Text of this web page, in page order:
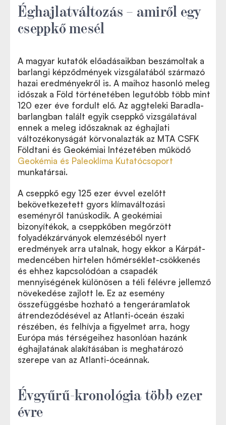
Éghajlatváltozás – amiről egy
cseppkő mesél
A magyar kutatók előadásaikban beszámoltak a
barlangi képződmények vizsgálatából származó
hazai eredményekről is. A maihoz hasonló meleg
időszak a Föld történetében legutóbb több mint
120 ezer éve fordult elő. Az aggteleki Baradla-
barlangban talált egyik cseppkő vizsgálatával
ennek a meleg időszaknak az éghajlati
változékonyságát körvonalazták az MTA CSFK
Földtani és Geokémiai Intézetében működő
Geokémia és Paleoklíma Kutatócsoport
munkatársai.
A cseppkő egy 125 ezer évvel ezelőtt
bekövetkezetett gyors klímaváltozási
eseményről tanúskodik. A geokémiai
bizonyítékok, a cseppkőben megőrzött
folyadékzárványok elemzéséből nyert
eredmények arra utalnak, hogy ekkor a Kárpát-
medencében hirtelen hőmérséklet-csökkenés
és ehhez kapcsolódóan a csapadék
mennyiségének különösen a téli félévre jellemző
növekedése zajlott le. Ez az esemény
összefüggésbe hozható a tengeráramlatok
átrendeződésével az Atlanti-óceán északi
részében, és felhívja a figyelmet arra, hogy
Európa más térségeihez hasonlóan hazánk
éghajlatának alakításában is meghatározó
szerepe van az Atlanti-óceánnak.
Évgyűrű-kronológia több ezer
évre